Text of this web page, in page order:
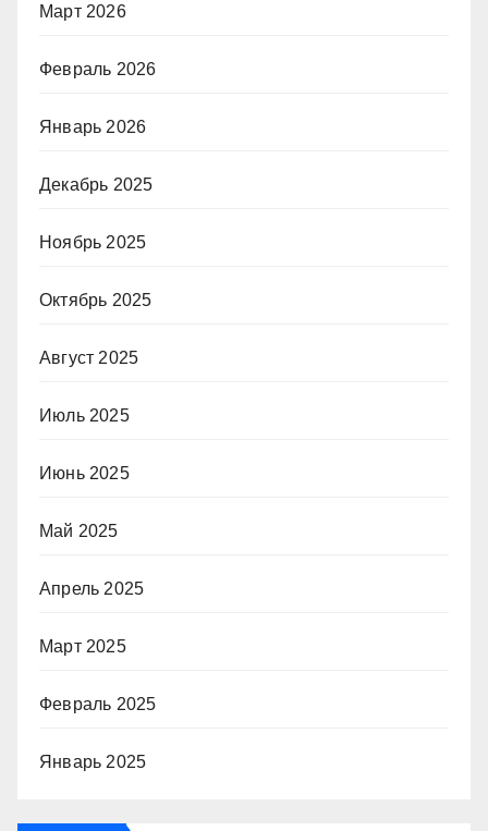
Март 2026
Февраль 2026
Январь 2026
Декабрь 2025
Ноябрь 2025
Октябрь 2025
Август 2025
Июль 2025
Июнь 2025
Май 2025
Апрель 2025
Март 2025
Февраль 2025
Январь 2025